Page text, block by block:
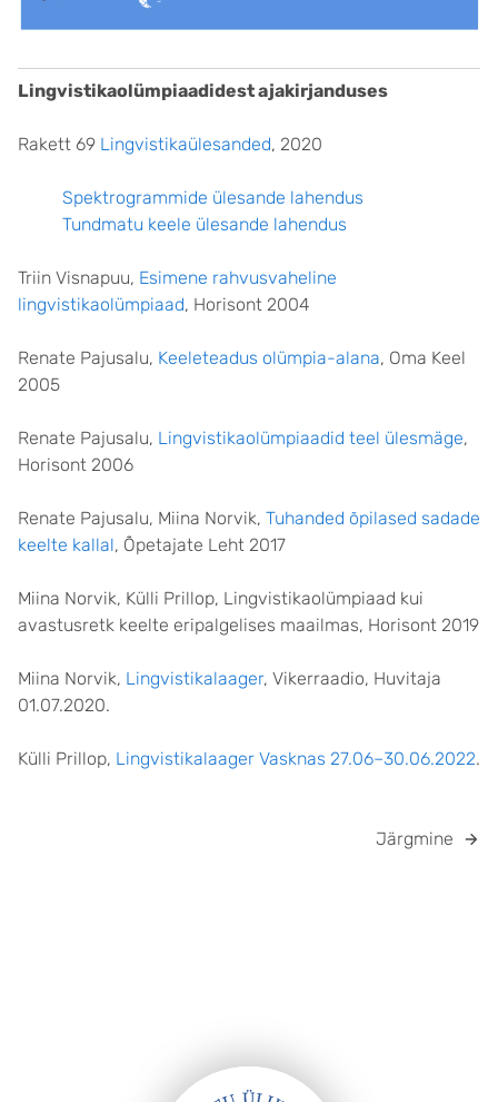
Lingvistikaolümpiaadidest ajakirjanduses
Rakett 69 Lingvistikaülesanded, 2020
Spektrogrammide ülesande lahendus
Tundmatu keele ülesande lahendus
Triin Visnapuu, Esimene rahvusvaheline
lingvistikaolümpiaad, Horisont 2004
Renate Pajusalu, Keeleteadus olümpia-alana, Oma Keel
2005
Renate Pajusalu, Lingvistikaolümpiaadid teel ülesmäge,
Horisont 2006
Renate Pajusalu, Miina Norvik, Tuhanded õpilased sadade
keelte kallal, Õpetajate Leht 2017
Miina Norvik, Külli Prillop, Lingvistikaolümpiaad kui
avastusretk keelte eripalgelises maailmas, Horisont 2019
Miina Norvik, Lingvistikalaager, Vikerraadio, Huvitaja
01.07.2020.
Külli Prillop, Lingvistikalaager Vasknas 27.06–30.06.2022.
Järgmine